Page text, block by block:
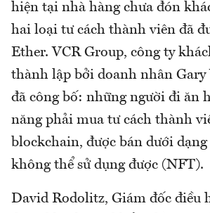
hiện tại nhà hàng chưa đón
hai loại tư cách thành viên đã
Ether. VCR Group, công ty
thành lập bởi doanh nhân Gary
đã công bố: những người đi ăn
năng phải mua tư cách thành
blockchain, được bán dưới
không thể sử dụng được (NFT).
David Rodolitz, Giám đốc điều